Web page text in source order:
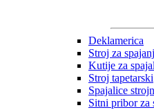
Deklamerica
Stroj za
Kutije za
Stroj tapetarski
Spajalice
Sitni pribor za